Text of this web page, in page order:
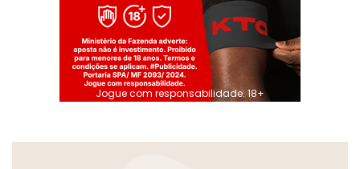
Jogue com responsabilidade. 18+